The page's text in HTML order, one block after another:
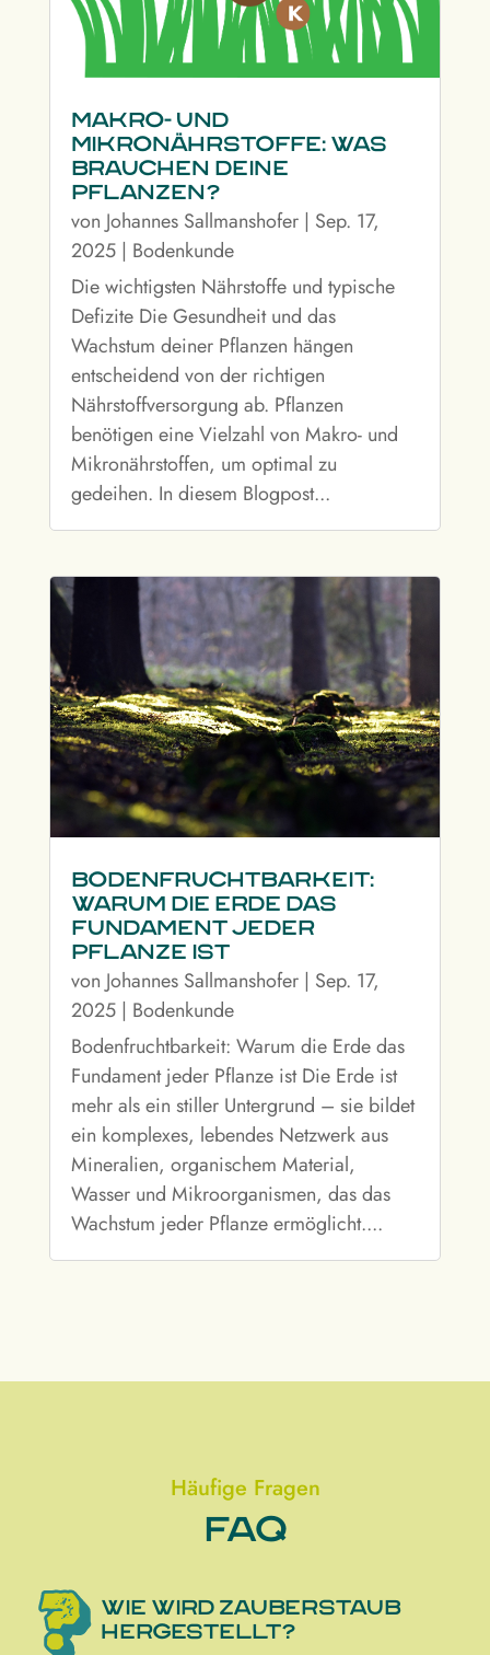
Makro- und
Mikronährstoffe: Was
brauchen deine
Pflanzen?
von Johannes Sallmanshofer| Sep. 17,
2025| Bodenkunde
Die wichtigsten Nährstoffe und typische
Defizite Die Gesundheit und das
Wachstum deiner Pflanzen hängen
entscheidend von der richtigen
Nährstoffversorgung ab. Pflanzen
benötigen eine Vielzahl von Makro- und
Mikronährstoffen, um optimal zu
gedeihen. In diesem Blogpost...
Bodenfruchtbarkeit:
Warum die Erde das
Fundament jeder
Pflanze ist
von Johannes Sallmanshofer| Sep. 17,
2025| Bodenkunde
Bodenfruchtbarkeit: Warum die Erde das
Fundament jeder Pflanze ist Die Erde ist
mehr als ein stiller Untergrund – sie bildet
ein komplexes, lebendes Netzwerk aus
Mineralien, organischem Material,
Wasser und Mikroorganismen, das das
Wachstum jeder Pflanze ermöglicht....
Häufige Fragen
FAQ
Wie wird Zauberstaub
hergestellt?